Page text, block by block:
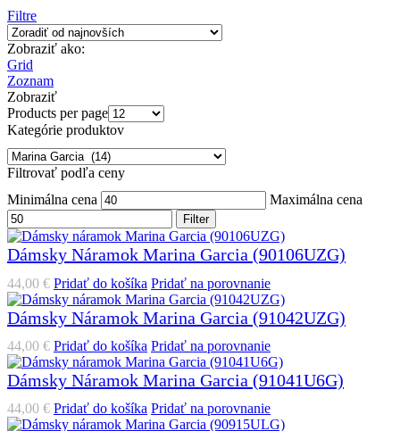
Filtre
Zobraziť ako:
Grid
Zoznam
Zobraziť
Products per page
Kategórie produktov
Filtrovať podľa ceny
Minimálna cena
Maximálna cena
Filter
Dámsky Náramok Marina Garcia (90106UZG)
44,00 € Pridať do košíka Pridať na porovnanie
Dámsky Náramok Marina Garcia (91042UZG)
44,00 € Pridať do košíka Pridať na porovnanie
Dámsky Náramok Marina Garcia (91041U6G)
44,00 € Pridať do košíka Pridať na porovnanie